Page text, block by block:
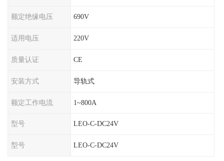
额定绝缘电压 690V
适用电压 220V
质量认证 CE
安装方式 导轨式
额定工作电流 1~800A
型号 LEO-C-DC24V
型号 LEO-C-DC24V